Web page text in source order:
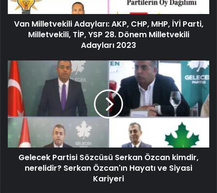
Van Milletvekili Adayları: AKP, CHP, MHP, İYİ Parti,
Milletvekili, TİP, YSP 28. Dönem Milletvekili
Adayları 2023
Gelecek Partisi Sözcüsü Serkan Özcan kimdir,
nerelidir? Serkan Özcan'ın Hayatı ve Siyasi
Kariyeri